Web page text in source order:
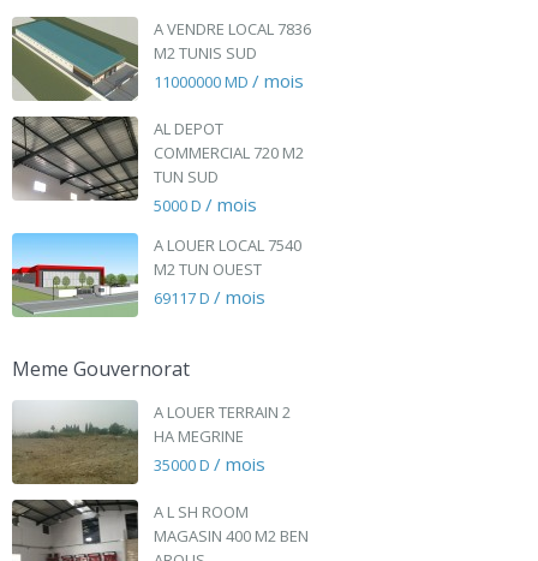
A VENDRE LOCAL 7836
M2 TUNIS SUD
11000000 MD / mois
AL DEPOT
COMMERCIAL 720 M2
TUN SUD
5000 D / mois
A LOUER LOCAL 7540
M2 TUN OUEST
69117 D / mois
Meme Gouvernorat
A LOUER TERRAIN 2
HA MEGRINE
35000 D / mois
A L SH ROOM
MAGASIN 400 M2 BEN